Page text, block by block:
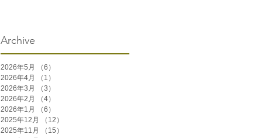
Archive
2026年5月 （6）
2026年4月
（1）
2026年3月
（3）
2026年2月
（4）
2026年1月
（6）
2025年12月
（12）
2025年11月
（15）